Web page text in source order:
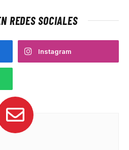
REDES SOCIALES
Instagram